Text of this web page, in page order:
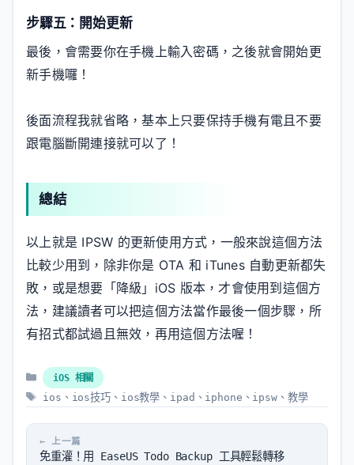
步驟五：開始更新
最後，會需要你在手機上輸入密碼，之後就會開始更
新手機囉！
後面流程我就省略，基本上只要保持手機有電且不要
跟電腦斷開連接就可以了！
總結
以上就是 IPSW 的更新使用方式，一般來說這個方法
比較少用到，除非你是 OTA 和 iTunes 自動更新都失
敗，或是想要「降級」iOS 版本，才會使用到這個方
法，建議讀者可以把這個方法當作最後一個步驟，所
有招式都試過且無效，再用這個方法喔！
分
類
iOS 相關
標
籤
ios 、 ios技巧、 ios教學 、 ipad 、 iphone 、 ipsw、 教學
免重灌！用 EaseUS Todo Backup 工具輕鬆轉移